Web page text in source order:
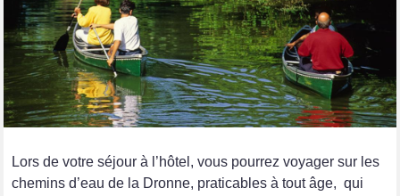
Lors de votre séjour à l’hôtel, vous pourrez voyager sur les
chemins d’eau de la Dronne, praticables à tout âge, qui